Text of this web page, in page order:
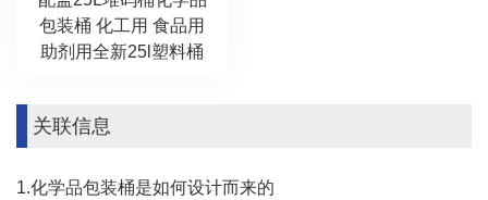
包装桶 化工用 食品用
助剂用全新25l塑料桶
关联信息
1.化学品包装桶是如何设计而来的